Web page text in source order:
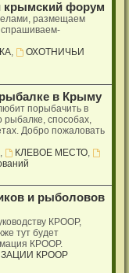
крымский форум
размещаем
,
ОХОТНИЧЬИ
в Крыму
порыбачить в
рыбалке, способах,
Добро пожаловать
, КЛЕВОЕ МЕСТО,
и рыболовов
КРООР,
тут будет
КРООР.
КРООР